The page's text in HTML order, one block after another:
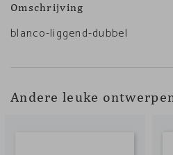
Omschrijving
blanco-liggend-dubbel
Andere leuke